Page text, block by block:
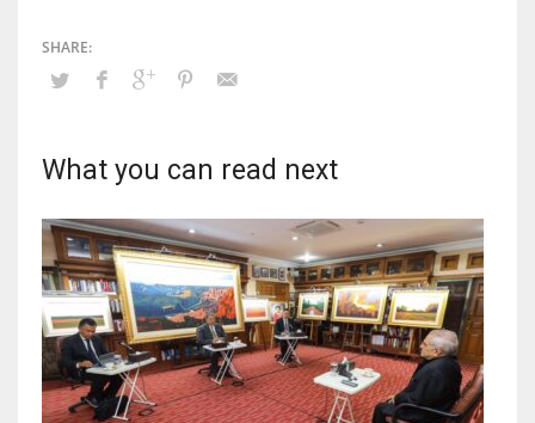
What you can read next